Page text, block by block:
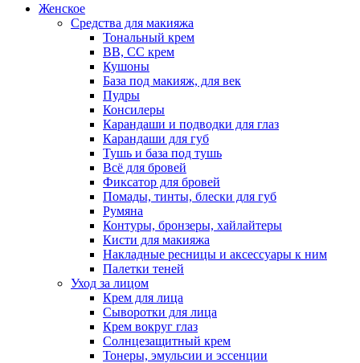
Женское
Средства для макияжа
Тональный крем
BB, CC крем
Кушоны
База под макияж, для век
Пудры
Консилеры
Карандаши и подводки для глаз
Карандаши для губ
Тушь и база под тушь
Всё для бровей
Фиксатор для бровей
Помады, тинты, блески для губ
Румяна
Контуры, бронзеры, хайлайтеры
Кисти для макияжа
Накладные ресницы и аксессуары к ним
Палетки теней
Уход за лицом
Крем для лица
Сыворотки для лица
Крем вокруг глаз
Солнцезащитный крем
Тонеры, эмульсии и эссенции